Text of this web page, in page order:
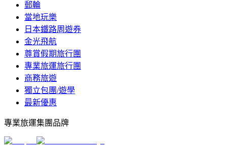
郵輪
當地玩樂
日本鐵路周遊券
金光飛航
尊賞假期旅行團
專業旅運旅行團
商務旅遊
獨立包團/遊學
最新優惠
專業旅運集團品牌